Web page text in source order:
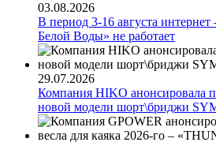
03.08.2026
В период 3-16 августа
Белой Воды» не работает
29.07.2026
Компания HIKO анонсировала
новой модели шорт\бриджи